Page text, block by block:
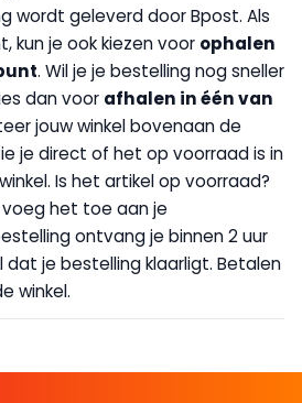
wordt geleverd door Bpost. Als
kun je ook kiezen voor ophalen
. Wil je je bestelling nog sneller
dan voor afhalen in één van
jouw winkel bovenaan de
je direct of het op voorraad is in
Is het artikel op voorraad?
voeg het toe aan je
ontvang je binnen 2 uur
je bestelling klaarligt. Betalen
winkel.